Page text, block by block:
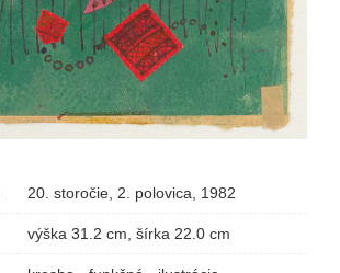
20. storočie, 2. polovica, 1982
výška 31.2 cm, šírka 22.0 cm